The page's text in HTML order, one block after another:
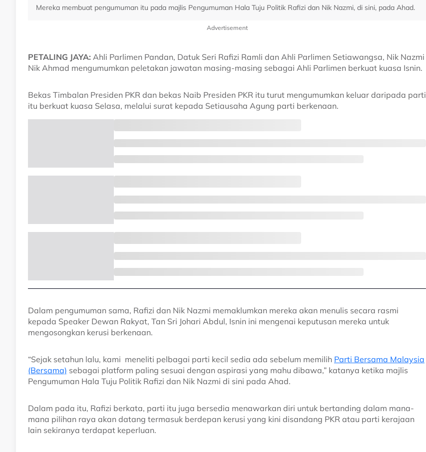
Mereka membuat pengumuman itu pada majlis Pengumuman Hala Tuju Politik Rafizi dan Nik Nazmi, di sini, pada Ahad.
Advertisement
PETALING JAYA: Ahli Parlimen Pandan, Datuk Seri Rafizi Ramli dan Ahli Parlimen Setiawangsa, Nik Nazmi
Nik Ahmad mengumumkan peletakan jawatan masing-masing sebagai Ahli Parlimen berkuat kuasa Isnin.
Bekas Timbalan Presiden PKR dan bekas Naib Presiden PKR itu turut mengumumkan keluar daripada parti
itu berkuat kuasa Selasa, melalui surat kepada Setiausaha Agung parti berkenaan.
Dalam pengumuman sama, Rafizi dan Nik Nazmi memaklumkan mereka akan menulis secara rasmi
kepada Speaker Dewan Rakyat, Tan Sri Johari Abdul, Isnin ini mengenai keputusan mereka untuk
mengosongkan kerusi berkenaan.
“Sejak setahun lalu, kami meneliti pelbagai parti kecil sedia ada sebelum memilih Parti Bersama Malaysia
(Bersama) sebagai platform paling sesuai dengan aspirasi yang mahu dibawa,” katanya ketika majlis
Pengumuman Hala Tuju Politik Rafizi dan Nik Nazmi di sini pada Ahad.
Dalam pada itu, Rafizi berkata, parti itu juga bersedia menawarkan diri untuk bertanding dalam mana-
mana pilihan raya akan datang termasuk berdepan kerusi yang kini disandang PKR atau parti kerajaan
lain sekiranya terdapat keperluan.